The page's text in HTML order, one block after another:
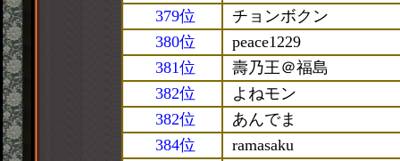
379位
チョンボクン
380位
peace1229
381位
壽乃王＠福島
382位
よねモン
382位
あんでま
384位
ramasaku